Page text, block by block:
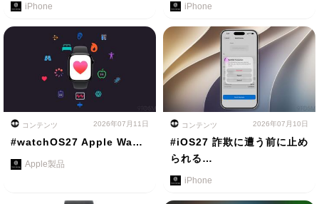
iPhone iPhone
コンテンツ 2026年07月11日
#watchOS27 Apple Wa…
Apple製品
コンテンツ 2026年07月10日
#iOS27 詐欺に遭う前に止め
られる…
iPhone